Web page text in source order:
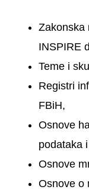
Zakonska
INSPIRE
Teme i
Registri
FBiH,
Osnove
podataka
Osnove
Osnove o